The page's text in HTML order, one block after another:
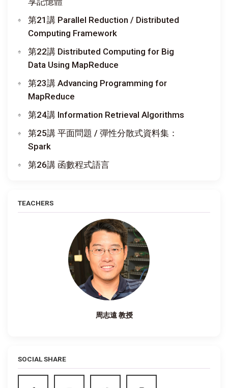
第21講 Parallel Reduction / Distributed
Computing Framework
第22講 Distributed Computing for Big
Data Using MapReduce
第23講 Advancing Programming for
MapReduce
第24講 Information Retrieval Algorithms
第25講 平面問題 / 彈性分散式資料集：
Spark
第26講 函數程式語言
TEACHERS
周志遠 教授
SOCIAL SHARE